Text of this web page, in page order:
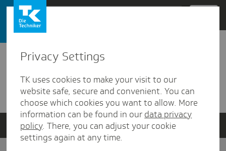
Zum Hauptinhalt springen
Trefferliste
Ergebnisse gefunden.
Privacy Settings
TK uses cookies to make your visit to our
website safe, secure and convenient. You can
choose which cookies you want to allow. More
information can be found in our data privacy
policy. There, you can adjust your cookie
settings again at any time.